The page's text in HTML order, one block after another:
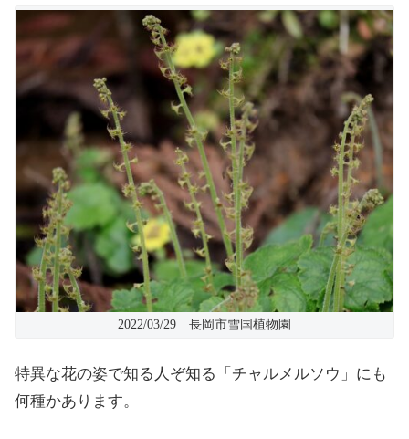
2022/03/29 長岡市雪国植物園
特異な花の姿で知る人ぞ知る「チャルメルソウ」にも
何種かあります。